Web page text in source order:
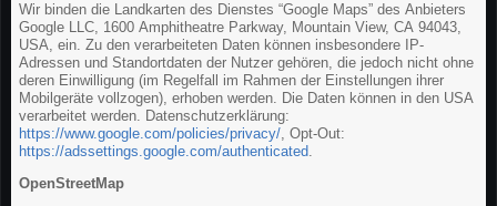
Wir binden die Landkarten des Dienstes “Google Maps” des Anbieters
Google LLC, 1600 Amphitheatre Parkway, Mountain View, CA 94043,
USA, ein. Zu den verarbeiteten Daten können insbesondere IP-
Adressen und Standortdaten der Nutzer gehören, die jedoch nicht ohne
deren Einwilligung (im Regelfall im Rahmen der Einstellungen ihrer
Mobilgeräte vollzogen), erhoben werden. Die Daten können in den USA
verarbeitet werden. Datenschutzerklärung:
https://www.google.com/policies/privacy/, Opt-Out:
https://adssettings.google.com/authenticated.
OpenStreetMap